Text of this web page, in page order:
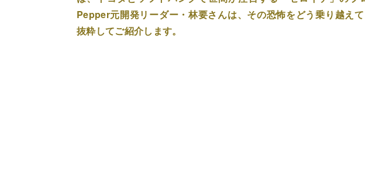
Pepper元開発リーダー・林要さんは、その恐怖をどう乗り越え
抜粋してご紹介します。